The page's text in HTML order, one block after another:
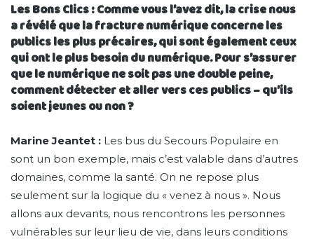
Les Bons Clics : Comme vous l’avez dit, la crise nous
a révélé que la fracture numérique concerne les
publics les plus précaires, qui sont également ceux
qui ont le plus besoin du numérique. Pour s’assurer
que le numérique ne soit pas une double peine,
comment détecter et aller vers ces publics – qu’ils
soient jeunes ou non ?
Marine Jeantet : Les bus du Secours Populaire en
sont un bon exemple, mais c’est valable dans d’autres
domaines, comme la santé. On ne repose plus
seulement sur la logique du « venez à nous ». Nous
allons aux devants, nous rencontrons les personnes
vulnérables sur leur lieu de vie, dans leurs conditions